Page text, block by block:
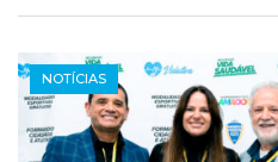
NOTÍCIAS